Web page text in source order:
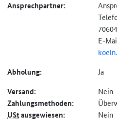
Ansprechpartner:
E-
Abholung: Ja
Versand: Nein
Zahlungs­methoden:
UStausgewiesen: Nein